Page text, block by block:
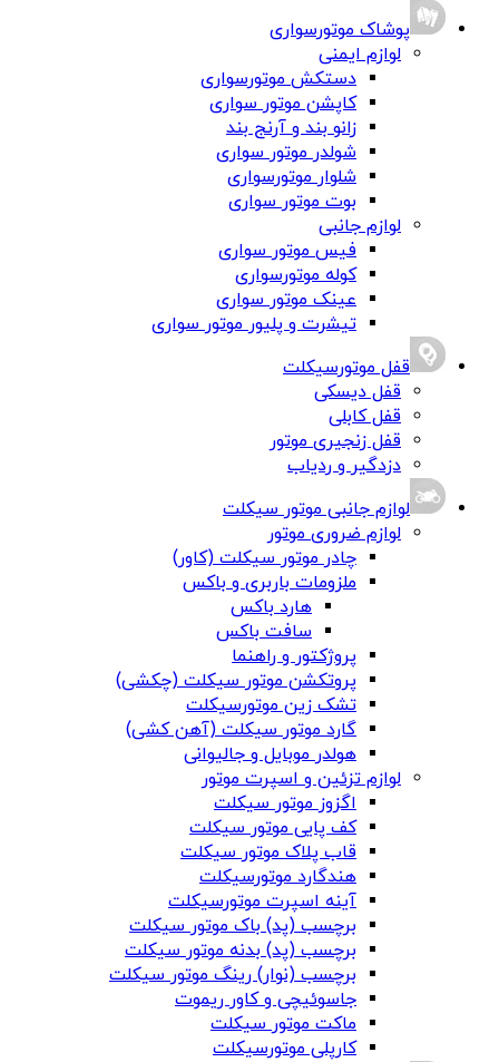
پوشاک موتورسواری
لوازم ایمنی
دستکش موتورسواری
کاپشن موتور سواری
زانو بند و آرنج بند
شولدر موتور سواری
شلوار موتورسواری
بوت موتور سواری
لوازم جانبی
فیس موتور سواری
کوله موتورسواری
عینک موتور سواری
تیشرت و پلیور موتور سواری
قفل موتورسیکلت
قفل دیسکی
قفل کابلی
قفل زنجیری موتور
دزدگیر و ردیاب
لوازم جانبی موتور سیکلت
لوازم ضروری موتور
چادر موتور سیکلت (کاور)
ملزومات باربری و باکس
هارد باکس
سافت باکس
پروژکتور و راهنما
پروتکشن موتور سیکلت (چکشی)
تشک زین موتورسیکلت
گارد موتور سیکلت (آهن کشی)
هولدر موبایل و جالیوانی
لوازم تزئین و اسپرت موتور
اگزوز موتور سیکلت
کف پایی موتور سیکلت
قاب پلاک موتور سیکلت
هندگارد موتورسیکلت
آینه اسپرت موتورسیکلت
برچسب (پد) باک موتور سیکلت
برچسب (پد) بدنه موتور سیکلت
برچسب (نوار) رینگ موتور سیکلت
جاسوئیچی و کاور ریموت
ماکت موتور سیکلت
کارپلی موتورسیکلت